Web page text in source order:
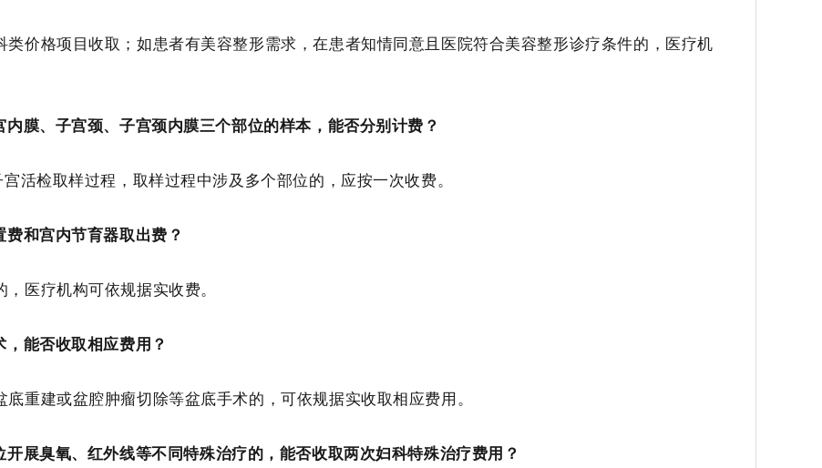
类价格项目收取；如患者有美容整形需求，在患者知情同意且医院符合美容整形诊疗条件的 ，医疗机
内膜、子宫颈、子宫颈内膜三个部位的样本，能否分别计费？
活检取样过程 ， 取样过程中涉及多个部位的，应按一次收费。
和宫内节育器取出费？
医疗机构可依规据实收费。
能否收取相应费用？
底重建或盆腔肿瘤切除等盆底手术的 ，可依规据实收取相应费用。
开展臭氧、 红外线等不同特殊治疗的 ，能否收取两次妇科特殊治疗费用？